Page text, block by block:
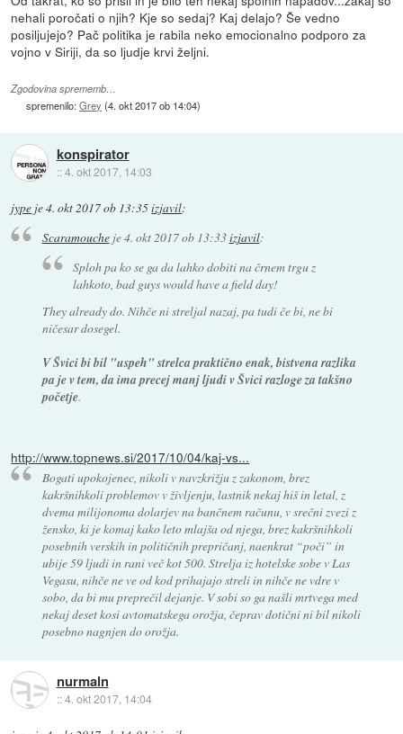
nehali poročati o njih? Kje so sedaj? Kaj delajo? Še vedno
posiljujejo? Pač politika je rabila neko emocionalno podporo za
vojno v Siriji, da so ljudje krvi željni.
Zgodovina sprememb…
spremenilo:Grey (4. okt 2017 ob 14:04)
konspirator
::4. okt 2017, 14:03
jype je4. okt 2017 ob 13:35izjavil:
Scaramoucheje4. okt 2017 ob 13:33izjavil:
Sploh pa ko se ga da lahko dobiti na črnem trgu z
lahkoto, bad guys would have a field day!
They already do. Nihče ni streljal nazaj, pa tudi če bi, ne bi
ničesar dosegel.
V Švici bi bil "uspeh" strelca praktično enak, bistvena razlika
pa je v tem, da ima precej manj ljudi v Švici razloge za takšno
početje.
http://www.topnews.si/2017/10/04/kaj-vs...
Bogati upokojenec, nikoli v navzkrižju z zakonom, brez
kakršnihkoli problemov v življenju, lastnik nekaj hiš in letal, z
dvema milijonoma dolarjev na bančnem računu, v srečni zvezi z
žensko, ki je komaj kako leto mlajša od njega, brez kakršnihkoli
posebnih verskih in političnih prepričanj, naenkrat “poči” in
ubije 59 ljudi in rani več kot 500. Strelja iz hotelske sobe v Las
Vegasu, nihče ne ve od kod prihajajo streli in nihče ne vdre v
sobo, da bi mu preprečil dejanje. V sobi so ga našli mrtvega med
nekaj deset kosi avtomatskega orožja, čeprav dotični ni bil nikoli
posebno nagnjen do orožja.
nurmaln
::4. okt 2017, 14:04